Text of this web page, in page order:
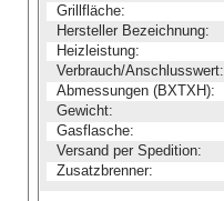
Grillfläche:
Hersteller Bezeichnung:
Heizleistung:
Verbrauch/Anschlusswert:
Abmessungen (BXTXH):
Gewicht:
Gasflasche:
Versand per Spedition:
Zusatzbrenner: